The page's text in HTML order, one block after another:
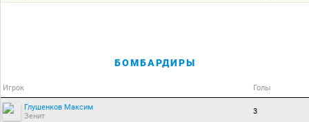
БОМБАРДИРЫ
Игрок Голы
Глушенков Максим
Зенит
3